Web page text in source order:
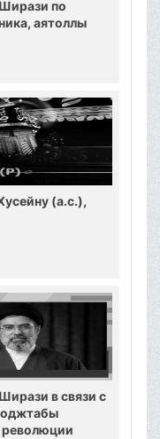
по
аятоллы
(а.с.),
в связи с